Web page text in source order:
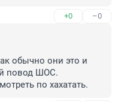
+0 –0
обычно они это и
повод ШОС.
по хахатать.